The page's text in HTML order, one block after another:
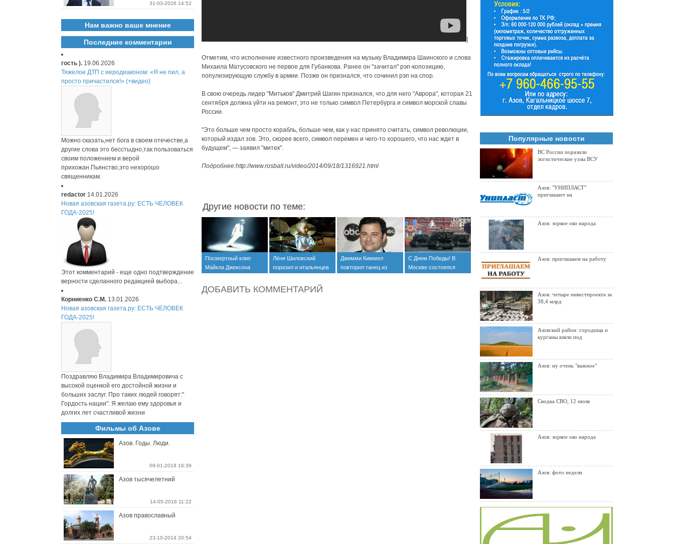
]
Отметим, что исполнение известного произведения на музыку Владимира Шаинского и слова
Михаила Матусовского не первое для Губанкова. Ранее он "зачитал" рэп-копозицию,
популизирующую службу в армии. Позже он признался, что сочинил рэп на спор.
В свою очередь лидер "Митьков" Дмитрий Шагин признался, что для него "Аврора", которая 21
сентября должна уйти на ремонт, это не только символ Петербурга и символ морской славы
России.
"Это больше чем просто корабль, больше чем, как у нас принято считать, символ революции,
который издал зов. Это, скорее всего, символ перемен и чего-то хорошего, что нас ждет в
будущем", — заявил "митек".
Подробнее:http://www.rosbalt.ru/video/2014/09/18/1316921.html
Другие новости по теме:
Посмертный клип
Майкла Джексона
Лёня Шиловский
поразил и итальянцев
Джимми Киммел
повторил танец из
С Днем Победы! В
Москве состоялся
ДОБАВИТЬ КОММЕНТАРИЙ
31-03-2026 14:52
Нам важно ваше мнение
Последние комментарии
гость ). 19.06.2026
Тяжелое ДТП с иеродиаконом: «Я не пил, а
просто причастился!» (+видео)
Можно сказать,нет бога в своем отечестве,а
другие слова это бесстыдно,так пользоваться
своим положением и верой
прихожан.Пьянство,это нехорошо
священникам.
redactor 14.01.2026
Новая азовская газета.ру: ЕСТЬ ЧЕЛОВЕК
ГОДА-2025!
Этот комментарий - еще одно подтверждение
верности сделанного редакцией выбора...
Корниенко С.М. 13.01.2026
Новая азовская газета.ру: ЕСТЬ ЧЕЛОВЕК
ГОДА-2025!
Поздравляю Владимира Владимировича с
высокой оценкой его достойной жизни и
больших заслуг. Про таких людей говорят:"
Гордость нации". Я желаю ему здоровья и
долгих лет счастливой жизни
Фильмы об Азове
Азов. Годы. Люди.
09-01-2018 16:39
Азов тысячелетний
14-05-2016 11:22
Азов православный
23-10-2014 20:54
Популярные новости
ВС России поразили
логистические узлы ВСУ
Азов: "УНИПЛАСТ"
приглашает на
Азов: зоркое око народа
Азов: приглашаем на работу
Азов: четыре инвестпроекта за
38,4 млрд
Азовский район: городища и
курганы взяли под
Азов: ну очень "важное"
Сводка СВО, 12 июля
Азов: зоркое око народа
Азов: фото недели